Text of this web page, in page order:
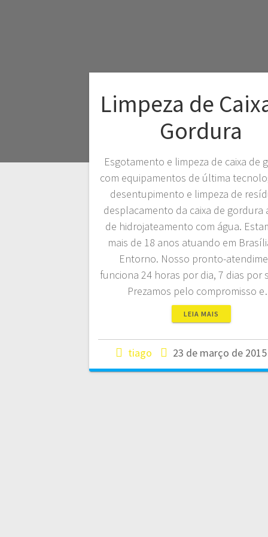
Limpeza de
Gordura
Esgotamento e limpeza de caixa de
com equipamentos de última
desentupimento e limpeza de
desplacamento da caixa de gordura
de hidrojateamento com água.
mais de 18 anos atuando em
Entorno. Nosso pronto-
funciona 24 horas por dia, 7 dias por
Prezamos pelo compromisso
LEIA MAIS
tiago 23 de março de 2015